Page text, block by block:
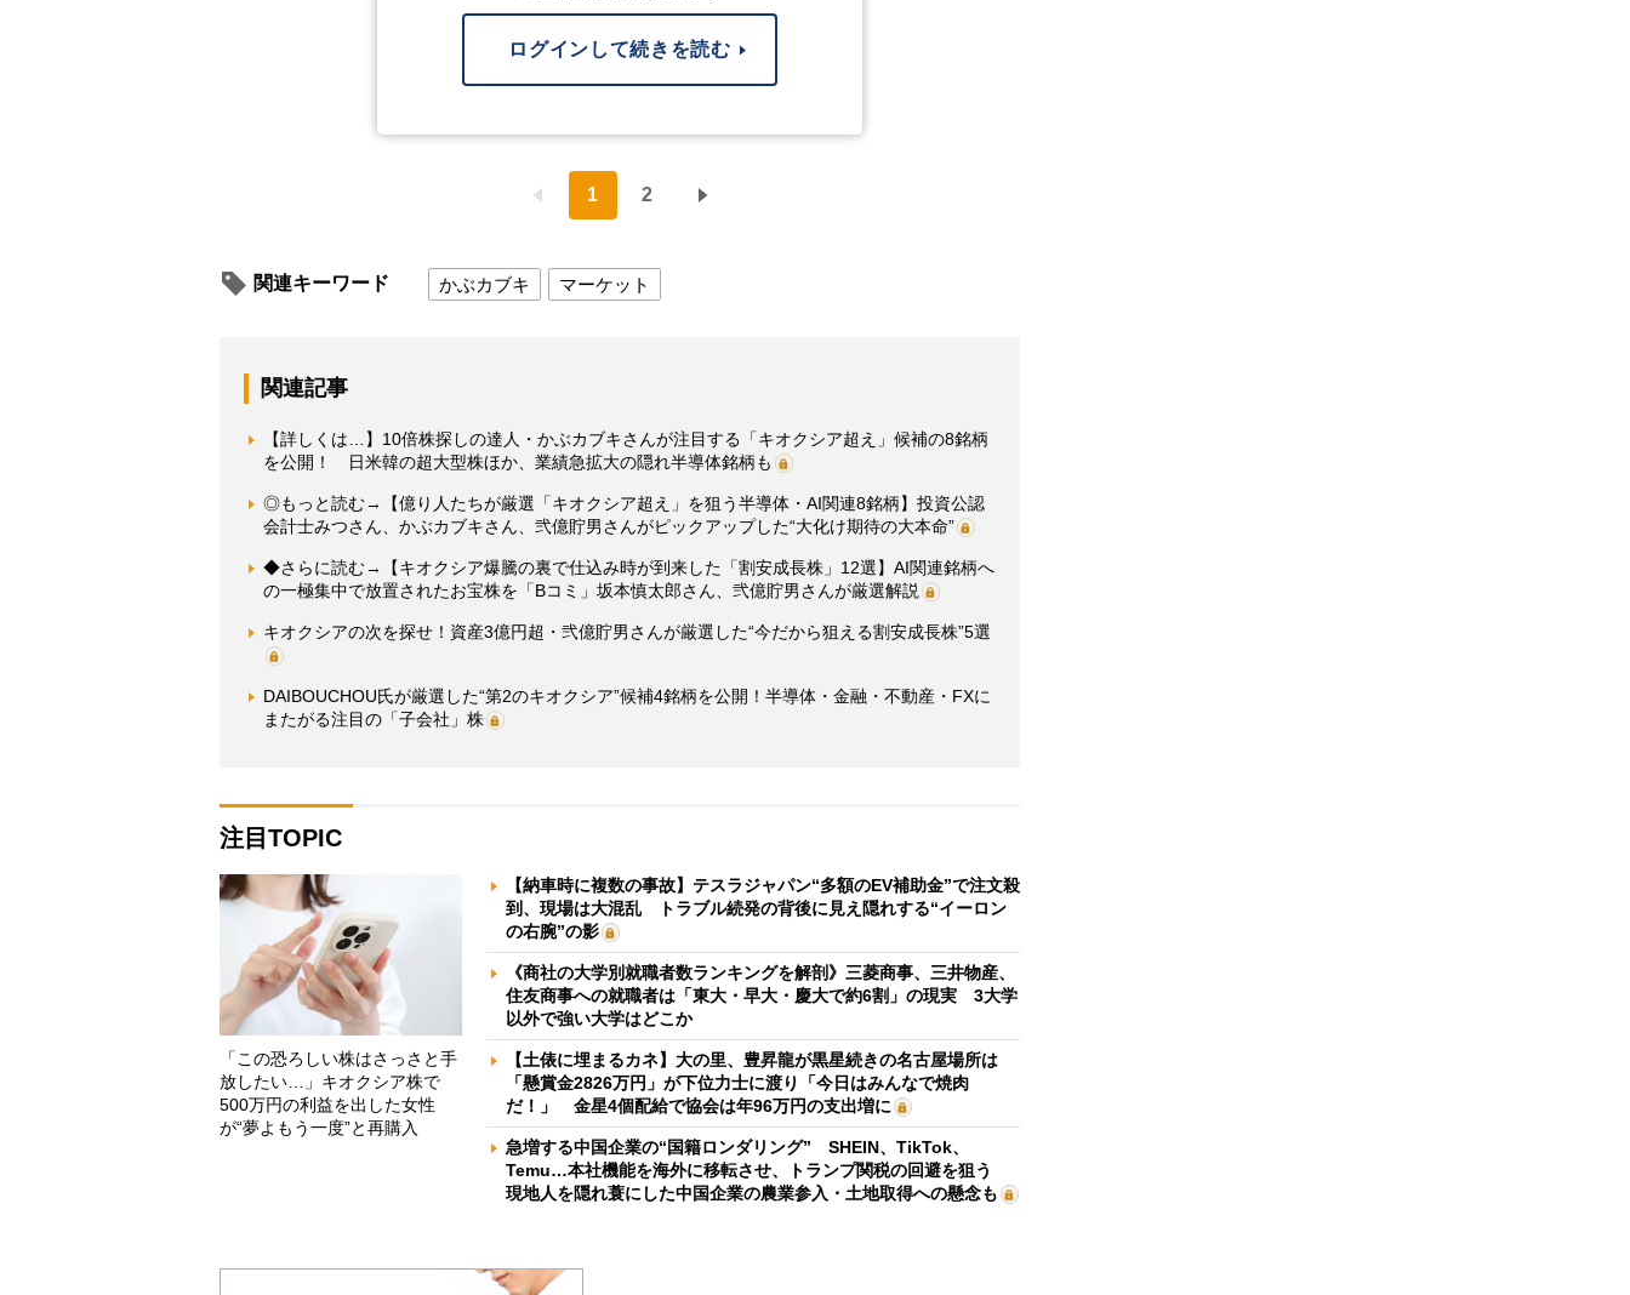
ログインして続きを読む
1 2
関連キーワード かぶカブキ マーケット
関連記事
【詳しくは…】10倍株探しの達人・かぶカブキさんが注目する「キオクシア超え」候補の8銘柄
を公開！ 日米韓の超大型株ほか、業績急拡大の隠れ半導体銘柄も
◎もっと読む→【億り人たちが厳選「キオクシア超え」を狙う半導体・AI関連8銘柄】投資公認
会計士みつさん、かぶカブキさん、弐億貯男さんがピックアップした“大化け期待の大本命”
◆さらに読む→【キオクシア爆騰の裏で仕込み時が到来した「割安成長株」12選】AI関連銘柄へ
の一極集中で放置されたお宝株を「Bコミ」坂本慎太郎さん、弐億貯男さんが厳選解説
キオクシアの次を探せ！資産3億円超・弐億貯男さんが厳選した“今だから狙える割安成長株”5選
DAIBOUCHOU氏が厳選した“第2のキオクシア”候補4銘柄を公開！半導体・金融・不動産・FXに
またがる注目の「子会社」株
注目TOPIC
「この恐ろしい株はさっさと手
放したい…」キオクシア株で
500万円の利益を出した女性
が“夢よもう一度”と再購入
【納車時に複数の事故】テスラジャパン“多額のEV補助金”で注文殺
到、現場は大混乱 トラブル続発の背後に見え隠れする“イーロン
の右腕”の影
《商社の大学別就職者数ランキングを解剖》三菱商事、三井物産、
住友商事への就職者は「東大・早大・慶大で約6割」の現実 3大学
以外で強い大学はどこか
【土俵に埋まるカネ】大の里、豊昇龍が黒星続きの名古屋場所は
「懸賞金2826万円」が下位力士に渡り「今日はみんなで焼肉
だ！」 金星4個配給で協会は年96万円の支出増に
急増する中国企業の“国籍ロンダリング” SHEIN、TikTok、
Temu…本社機能を海外に移転させ、トランプ関税の回避を狙う
現地人を隠れ蓑にした中国企業の農業参入・土地取得への懸念も